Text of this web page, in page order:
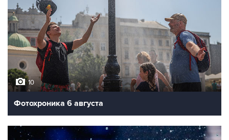
10
Фотохроника 6 августа